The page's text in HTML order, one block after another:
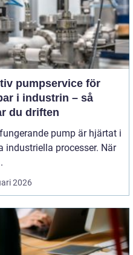
pumpservice för
i industrin – så
du driften
pump är hjärtat i
industriella processer. När
2026